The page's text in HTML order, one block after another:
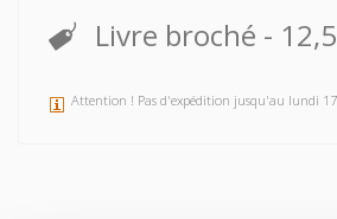
détruit l’État-nation et vide le politique
fait peser des menaces sérieuses sur
Livre broché -
Attention ! Pas d'expédition jusqu'au lundi